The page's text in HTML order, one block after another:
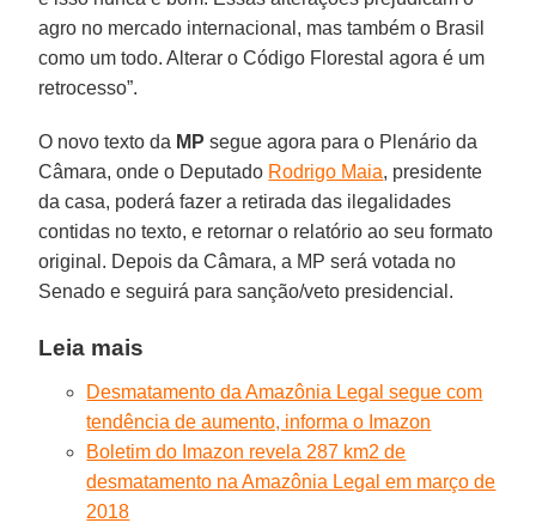
agro no mercado internacional, mas também o Brasil
como um todo. Alterar o Código Florestal agora é um
retrocesso”.
O novo texto da MP segue agora para o Plenário da
Câmara, onde o Deputado Rodrigo Maia, presidente
da casa, poderá fazer a retirada das ilegalidades
contidas no texto, e retornar o relatório ao seu formato
original. Depois da Câmara, a MP será votada no
Senado e seguirá para sanção/veto presidencial.
Leia mais
Desmatamento da Amazônia Legal segue com
tendência de aumento, informa o Imazon
Boletim do Imazon revela 287 km2 de
desmatamento na Amazônia Legal em março de
2018